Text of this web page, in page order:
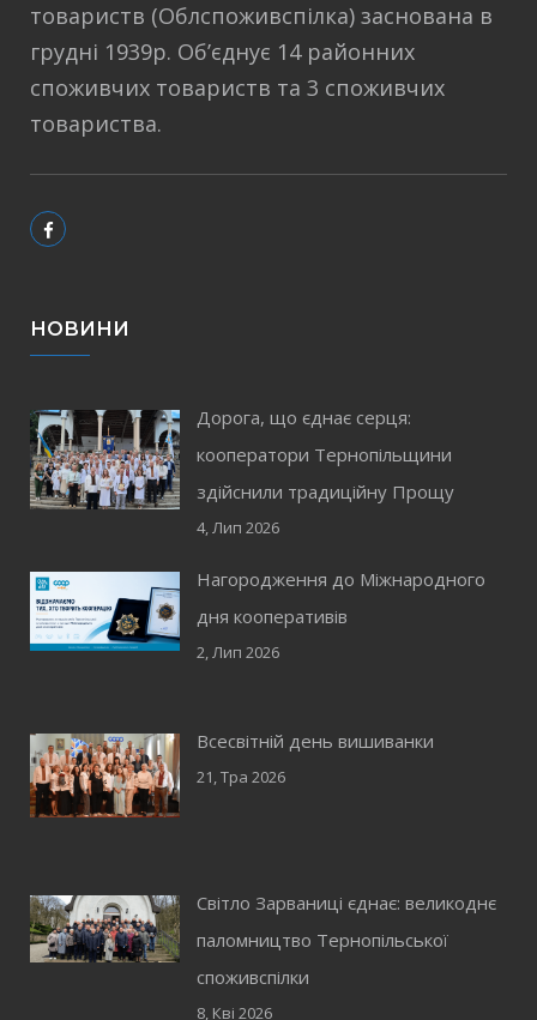
товариств (Облспоживспілка) заснована в
грудні 1939р. Об’єднує 14 районних
споживчих товариств та 3 споживчих
товариства.
НОВИНИ
Дорога, що єднає серця:
кооператори Тернопільщини
здійснили традиційну Прощу
4, Лип 2026
Нагородження до Міжнародного
дня кооперативів
2, Лип 2026
Всесвітній день вишиванки
21, Тра 2026
Світло Зарваниці єднає: великоднє
паломництво Тернопільської
споживспілки
8, Кві 2026